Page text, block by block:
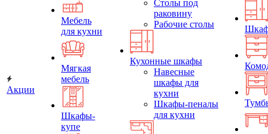
Акции
Мебель
для кухни
Мягкая
мебель
Шкафы-
купе
Столы под
раковину
Рабочие столы
Кухонные шкафы
Навесные
шкафы для
кухни
Шкафы-пеналы
для кухни